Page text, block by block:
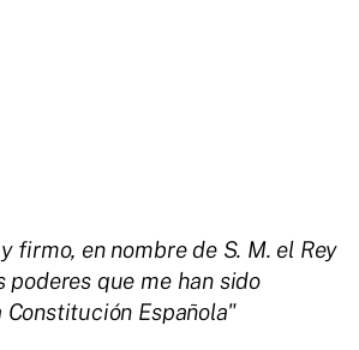
firmo, en nombre de S. M. el Rey
poderes que me han sido
Española"